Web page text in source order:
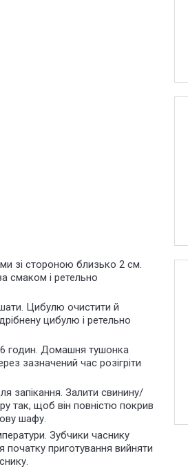
зі стороною близько 2 см.
смаком і ретельно
Цибулю очистити й
цибулю і ретельно
6 годин. Домашня тушонка
зазначений час розігріти
запікання. Залити свинину/
так, щоб він повністю покрив
шафу.
Зубчики часнику
приготування вийняти